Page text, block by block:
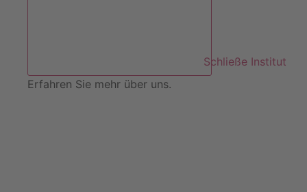
Schließe Institut
Erfahren Sie mehr über uns.